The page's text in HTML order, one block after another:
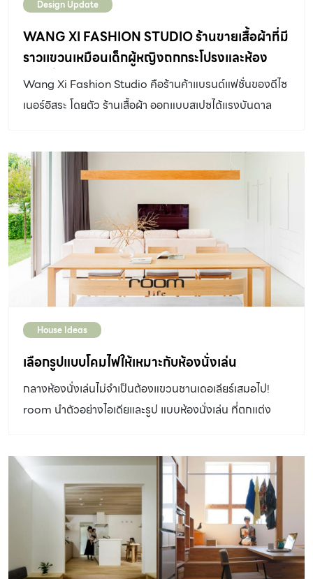
Design Update
WANG XI FASHION STUDIO ร้านขายเสื้อผ้าที่มี
ราวเเขวนเหมือนเด็กผู้หญิงถกกระโปรงและห้อง
ลองเสื้ออยู่กลางร้าน
Wang Xi Fashion Studio คือร้านค้าแบรนด์แฟชั่นของดีไซ
เนอร์อิสระ โดยตัว ร้านเสื้อผ้า ออกแบบสเปซได้แรงบันดาล
House Ideas
เลือกรูปแบบโคมไฟให้เหมาะกับห้องนั่งเล่น
กลางห้องนั่งเล่นไม่จำเป็นต้องแขวนชานเดอเลียร์เสมอไป!
room นำตัวอย่างไอเดียและรูป แบบห้องนั่งเล่น ที่ตกแต่ง